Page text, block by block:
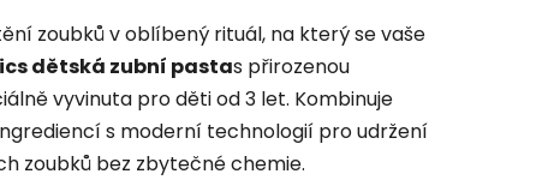
zoubků v oblíbený rituál, na který se vaše
dětská zubní pastas přirozenou
vyvinuta pro děti od 3 let. Kombinuje
s moderní technologií pro udržení
zoubků bez zbytečné chemie.